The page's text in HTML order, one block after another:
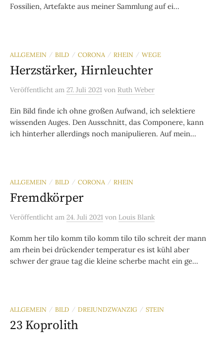
Fossilien, Artefakte aus meiner Sammlung auf ei...
ALLGEMEIN / BILD / CORONA / RHEIN / WEGE
Herzstärker, Hirnleuchter
Veröffentlicht am 27. Juli 2021 von Ruth Weber
Ein Bild finde ich ohne großen Aufwand, ich selektiere
wissenden Auges. Den Ausschnitt, das Componere, kann
ich hinterher allerdings noch manipulieren. Auf mein...
ALLGEMEIN / BILD / CORONA / RHEIN
Fremdkörper
Veröffentlicht am 24. Juli 2021 von Louis Blank
Komm her tilo komm tilo komm tilo tilo schreit der mann
am rhein bei drückender temperatur es ist kühl aber
schwer der graue tag die kleine scherbe macht ein ge...
ALLGEMEIN / BILD / DREIUNDZWANZIG / STEIN
23 Koprolith